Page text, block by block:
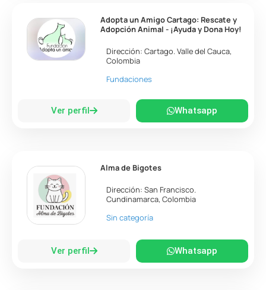
Adopta un Amigo Cartago: Rescate y
Adopción Animal - ¡Ayuda y Dona Hoy!
Dirección:Cartago.Valle del Cauca,
Colombia
Fundaciones
Ver perfil Whatsapp
Alma de Bigotes
Dirección:San Francisco.
Cundinamarca,Colombia
Sin categoría
Ver perfil Whatsapp